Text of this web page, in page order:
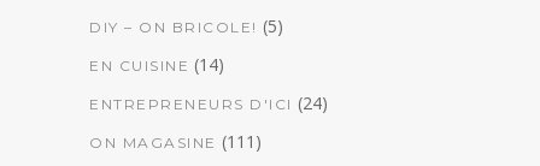
DIY – ON BRICOLE! (5)
EN CUISINE (14)
ENTREPRENEURS D'ICI (24)
ON MAGASINE (111)